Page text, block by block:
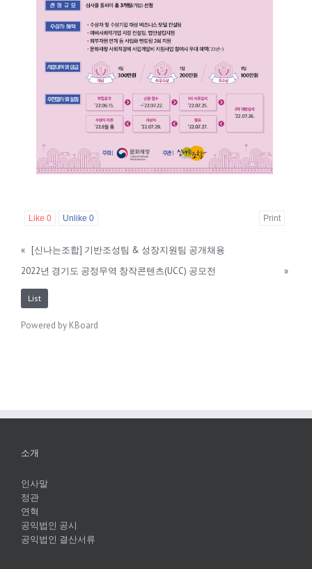
Like 0 Unlike 0 Print
« [신나는조합] 기반조성팀 & 성장지원팀 공개채용
2022년 경기도 공정무역 창작콘텐츠(UCC) 공모전
»
List
Powered by KBoard
소개
인사말
정관
연혁
공익법인 공시
공익법인 결산서류